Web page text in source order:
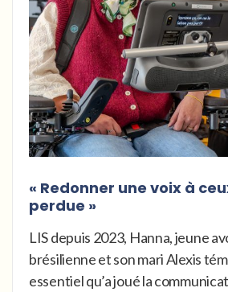
« Redonner une voix à
perdue »
LIS depuis 2023, Hanna, jeune
brésilienne et son mari Alexis
essentiel qu’a joué la